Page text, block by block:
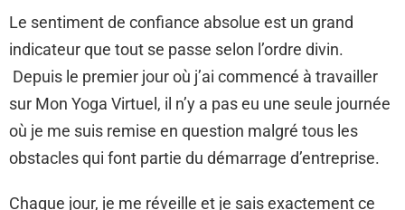
Le sentiment de confiance absolue est un grand
indicateur que tout se passe selon l’ordre divin.
Depuis le premier jour où j’ai commencé à travailler
sur Mon Yoga Virtuel, il n’y a pas eu une seule journée
où je me suis remise en question malgré tous les
obstacles qui font partie du démarrage d’entreprise.
Chaque jour, je me réveille et je sais exactement ce